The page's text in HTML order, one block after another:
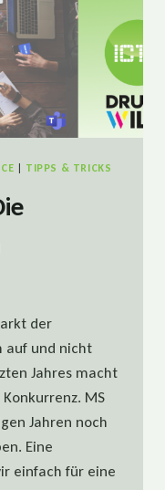
| TIPPS & TRICKS
der
auf und nicht
Jahres macht
MS
Jahren noch
Eine
einfach für eine